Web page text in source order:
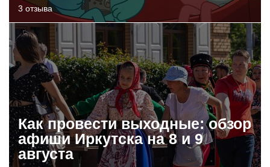
3 отзыва
Как провести выходные: обзор
афиши Иркутска на 8 и 9
августа